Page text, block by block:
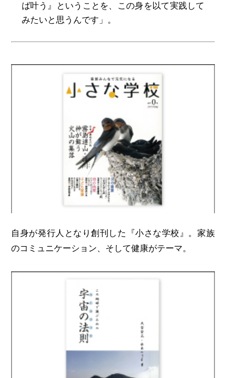
ば叶う』ということを、この身を以て実践して
みたいと思うんです」。
自身が発行人となり創刊した『小さな学校』。家族
のコミュニケーション、そして健康がテーマ。